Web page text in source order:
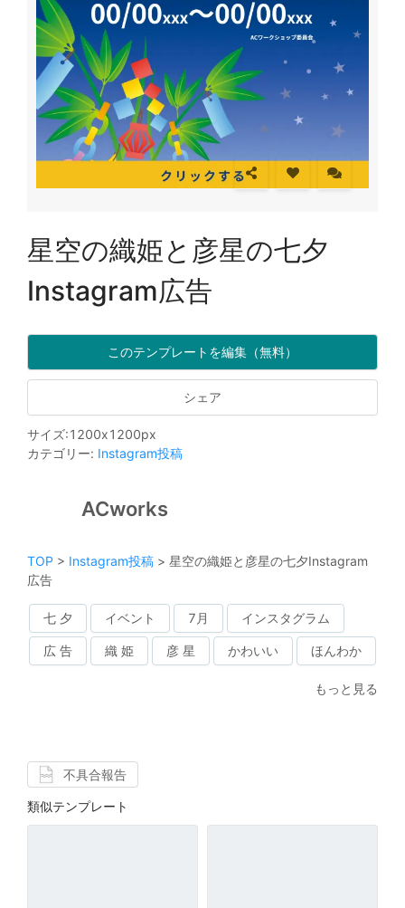
星空の織姫と彦星の七夕
Instagram広告
このテンプレートを編集（無料）
シェア
サイズ:1200x1200px
カテゴリー: Instagram投稿
ACworks
TOP > Instagram投稿 > 星空の織姫と彦星の七夕Instagram
広告
七 夕 イベント 7月 インスタグラム
広 告 織 姫 彦 星 かわいい ほんわか
もっと見る
不具合報告
類似テンプレート